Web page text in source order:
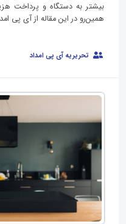
بیشتر به دستگاه و پرداخت
همین‌رو در این مقاله از آی‌ پی
تحریریه آی پی امداد